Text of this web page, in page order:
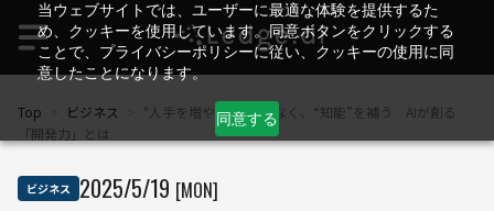
当ウェブサイトでは、ユーザーに最適な体験を提供するた
め、クッキーを使用しています。同意ボタンをクリックする
ことで、プライバシーポリシーに従い、クッキーの使用に同
意したことになります。
同意する
Top ビジネス
"人手を増やす"のではなく、“知能”を補う AIが創る
「開発力」とは
ビジネス 2025/5/19 [MON]